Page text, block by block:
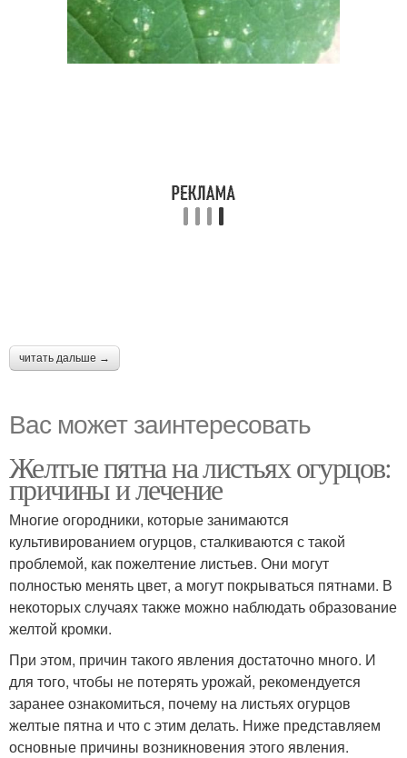
читать дальше →
Вас может заинтересовать
Желтые пятна на листьях огурцов:
причины и лечение
Многие огородники, которые занимаются
культивированием огурцов, сталкиваются с такой
проблемой, как пожелтение листьев. Они могут
полностью менять цвет, а могут покрываться пятнами. В
некоторых случаях также можно наблюдать образование
желтой кромки.
При этом, причин такого явления достаточно много. И
для того, чтобы не потерять урожай, рекомендуется
заранее ознакомиться, почему на листьях огурцов
желтые пятна и что с этим делать. Ниже представляем
основные причины возникновения этого явления.